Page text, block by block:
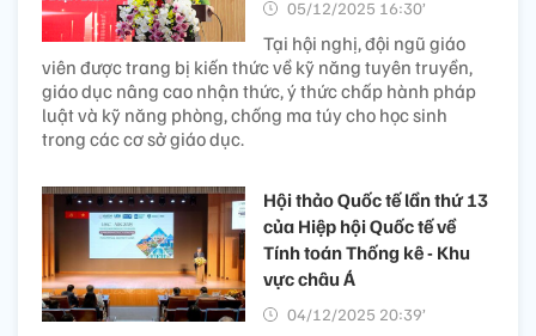
05/12/2025 16:30’
Tại hội nghị, đội ngũ giáo
viên được trang bị kiến thức về kỹ năng tuyên truyền,
giáo dục nâng cao nhận thức, ý thức chấp hành pháp
luật và kỹ năng phòng, chống ma túy cho học sinh
trong các cơ sở giáo dục.
Hội thảo Quốc tế lần thứ 13
của Hiệp hội Quốc tế về
Tính toán Thống kê - Khu
vực châu Á
04/12/2025 20:39’